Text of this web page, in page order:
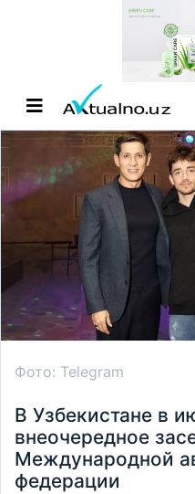
Фото: Telegram
В Узбекистане в
внеочередное
Международной
федерации